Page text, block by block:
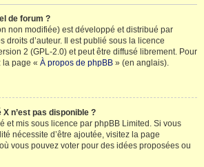
de forum ?
non modifiée) est développé et distribué par
droits d’auteur. Il est publié sous la licence
2 (GPL-2.0) et peut être diffusé librement. Pour
la page « À propos de phpBB » (en anglais).
n’est pas disponible ?
et mis sous licence par phpBB Limited. Si vous
nécessite d’être ajoutée, visitez la page
vous pouvez voter pour des idées proposées ou